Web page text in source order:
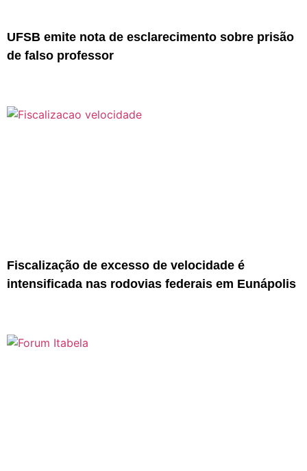
UFSB emite nota de esclarecimento sobre prisão
de falso professor
Fiscalização de excesso de velocidade é
intensificada nas rodovias federais em Eunápolis